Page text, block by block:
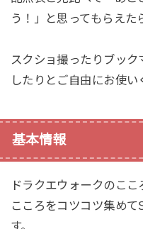
う！」と思ってもらえた
スクショ撮ったりブッ
したりとご自由にお使い
基本情報
ドラクエウォークのこ
こころをコツコツ集め
す。